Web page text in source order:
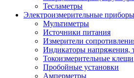
Тесламетры
Электроизмерительные приборы
Мультиметры
Источники питания
Измерители
Индикаторы напряжения,
Токоизмерительные клещи
Пробойные установки
Амперметры